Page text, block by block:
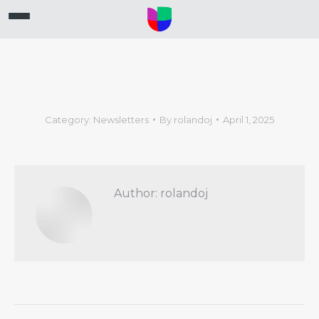
Category: Newsletters By rolandoj April 1, 2025
Author: rolandoj